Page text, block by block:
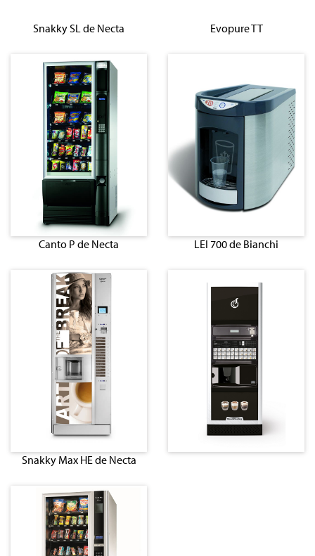
Snakky SL de Necta Evopure TT
Canto P de Necta LEI 700 de Bianchi
Snakky Max HE de Necta